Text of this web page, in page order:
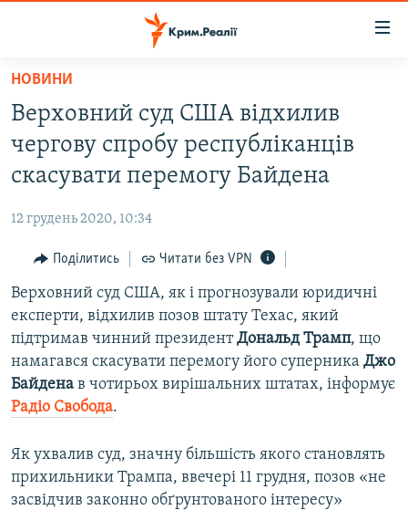
Перейти
основного
матеріалу
Перейти
до
основної
навігації
Перейти
пошуку
ВОДА.КРИМ
ВІДЕО ТА ФОТО
БЛОГИ
ПОГЛЯД
ІНТЕРВ'Ю
ВСЕ ЗА ДЕНЬ
СПЕЦПРОЕКТИ
ДЕПОРТАЦІЯ
СВІДЧЕННЯ ОКУПАЦІЇ
УКРАЇНСЬКА ПРОБЛЕМА КРИМУ
ЯК ОБІЙТИ БЛОКУВАННЯ
Qırımtatar
НОВИНИ
Верховний суд США відхилив
чергову спробу республіканців
скасувати перемогу Байдена
12 грудень 2020, 10:34
Поділитись Читати без VPN
Верховний суд США, як і прогнозували юридичні
експерти, відхилив позов штату Техас, який
підтримав чинний президентДональд Трамп, що
намагався скасувати перемогу його суперника Джо
Байдена в чотирьох вирішальних штатах, інформує
Радіо Свобода.
Як ухвалив суд, значну більшість якого становлять
прихильники Трампа, ввечері 11 грудня, позов «не
засвідчив законно обґрунтованого інтересу»